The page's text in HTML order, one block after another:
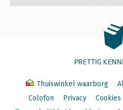
PRETTIG
Thuiswinkel waarborg
Colofon
Privacy Cookies